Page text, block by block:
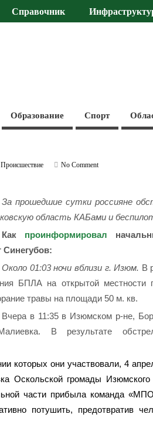
Справочник
Образование Спорт
Происшествие
No Comment
За прошедшие сутки россияне
область КАБами и
Как проинформировал
Синегубов:
Около 01:03 ночи вблизи г. Изюм. В
БПЛА на открытой местности
травы на площади 50 м. кв.
Вчера в 11:35 в Изюмском р-не,
В результате
которых они участвовали, 4
Оскольской громады
части прибыла команда
потушить, предотвратив